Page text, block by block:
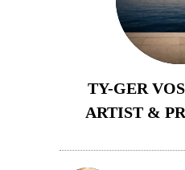
TY-GER
ARTIST &